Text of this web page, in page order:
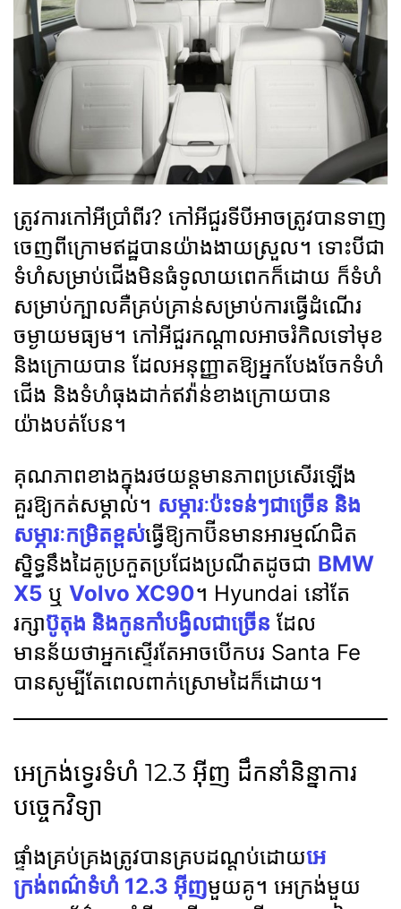
ត្រូវការកៅអីប្រាំពីរ? កៅអីជួរទីបីអាចត្រូវបានទាញ
ចេញពីក្រោមឥដ្ឋបានយ៉ាងងាយស្រួល។ ទោះបីជា
ទំហំសម្រាប់ជើងមិនធំទូលាយពេកក៏ដោយ ក៏ទំហំ
សម្រាប់ក្បាលគឺគ្រប់គ្រាន់សម្រាប់ការធ្វើដំណើរ
ចម្ងាយមធ្យម។ កៅអីជួរកណ្តាលអាចរំកិលទៅមុខ
និងក្រោយបាន ដែលអនុញ្ញាតឱ្យអ្នកបែងចែកទំហំ
ជើង និងទំហំធុងដាក់ឥវ៉ាន់ខាងក្រោយបាន
យ៉ាងបត់បែន។
គុណភាពខាងក្នុងរថយន្តមានភាពប្រសើរឡើង
គួរឱ្យកត់សម្គាល់។ សម្ភារៈប៉ះទន់ៗជាច្រើន និង
សម្ភារៈកម្រិតខ្ពស់ធ្វើឱ្យកាប៊ីនមានអារម្មណ៍ជិត
ស្និទ្ធនឹងដៃគូប្រកួតប្រជែងប្រណីតដូចជា BMW
X5 ឬ Volvo XC90។ Hyundai នៅតែ
រក្សាប៊ូតុង និងកូនកាំបង្វិលជាច្រើន ដែល
មានន័យថាអ្នកស្ទើរតែអាចបើកបរ Santa Fe
បានសូម្បីតែពេលពាក់ស្រោមដៃក៏ដោយ។
អេក្រង់ទ្វេរទំហំ 12.3 អ៊ីញ ដឹកនាំនិន្នាការ
បច្ចេកវិទ្យា
ផ្ទាំងគ្រប់គ្រងត្រូវបានគ្របដណ្តប់ដោយអេ
ក្រង់ពណ៌ទំហំ 12.3 អ៊ីញមួយគូ។ អេក្រង់មួយ